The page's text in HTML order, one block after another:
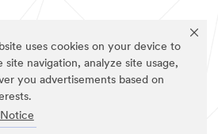
uses cookies on your device to
site navigation, analyze site usage,
you advertisements based on